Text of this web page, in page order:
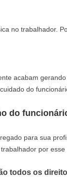
no trabalhador.
acabam
do
do
para sua
por
todos os